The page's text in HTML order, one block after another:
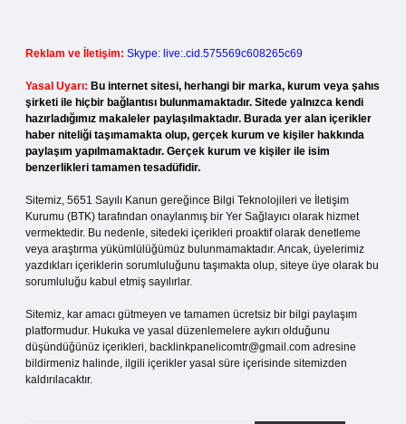
Reklam ve İletişim: Skype: live:.cid.575569c608265c69
Yasal Uyarı: Bu internet sitesi, herhangi bir marka, kurum veya şahıs
şirketi ile hiçbir bağlantısı bulunmamaktadır. Sitede yalnızca kendi
hazırladığımız makaleler paylaşılmaktadır. Burada yer alan içerikler
haber niteliği taşımamakta olup, gerçek kurum ve kişiler hakkında
paylaşım yapılmamaktadır. Gerçek kurum ve kişiler ile isim
benzerlikleri tamamen tesadüfidir.
Sitemiz, 5651 Sayılı Kanun gereğince Bilgi Teknolojileri ve İletişim
Kurumu (BTK) tarafından onaylanmış bir Yer Sağlayıcı olarak hizmet
vermektedir. Bu nedenle, sitedeki içerikleri proaktif olarak denetleme
veya araştırma yükümlülüğümüz bulunmamaktadır. Ancak, üyelerimiz
yazdıkları içeriklerin sorumluluğunu taşımakta olup, siteye üye olarak bu
sorumluluğu kabul etmiş sayılırlar.
Sitemiz, kar amacı gütmeyen ve tamamen ücretsiz bir bilgi paylaşım
platformudur. Hukuka ve yasal düzenlemelere aykırı olduğunu
düşündüğünüz içerikleri, backlinkpanelicomtr@gmail.com adresine
bildirmeniz halinde, ilgili içerikler yasal süre içerisinde sitemizden
kaldırılacaktır.